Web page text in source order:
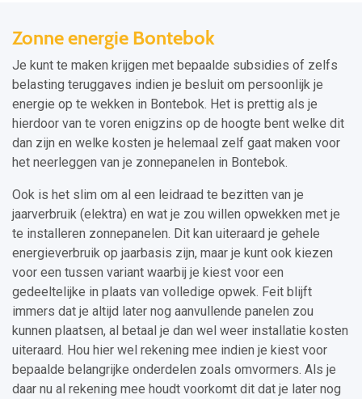
Zonne energie Bontebok
Je kunt te maken krijgen met bepaalde subsidies of zelfs
belasting teruggaves indien je besluit om persoonlijk je
energie op te wekken in Bontebok. Het is prettig als je
hierdoor van te voren enigzins op de hoogte bent welke dit
dan zijn en welke kosten je helemaal zelf gaat maken voor
het neerleggen van je zonnepanelen in Bontebok.
Ook is het slim om al een leidraad te bezitten van je
jaarverbruik (elektra) en wat je zou willen opwekken met je
te installeren zonnepanelen. Dit kan uiteraard je gehele
energieverbruik op jaarbasis zijn, maar je kunt ook kiezen
voor een tussen variant waarbij je kiest voor een
gedeeltelijke in plaats van volledige opwek. Feit blijft
immers dat je altijd later nog aanvullende panelen zou
kunnen plaatsen, al betaal je dan wel weer installatie kosten
uiteraard. Hou hier wel rekening mee indien je kiest voor
bepaalde belangrijke onderdelen zoals omvormers. Als je
daar nu al rekening mee houdt voorkomt dit dat je later nog